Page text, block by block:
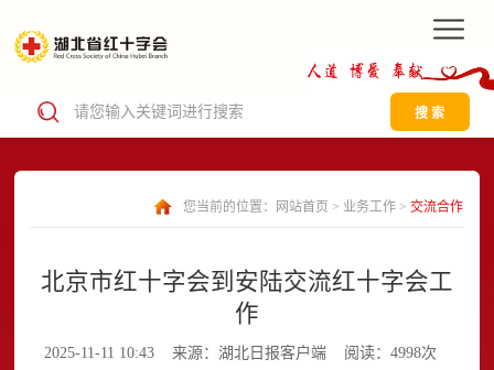
搜 索
您当前的位置： 网站首页 > 业务工作> 交流合作
北京市红十字会到安陆交流红十字会工
作
2025-11-11 10:43 来源：湖北日报客户端
阅读：4998次